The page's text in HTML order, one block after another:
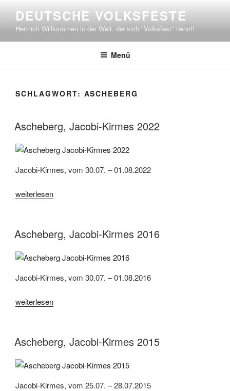
springen
DEUTSCHE VOLKSFESTE
Herzlich Willkommen in der Welt, die sich "Volksfest" nennt!
Menü
SCHLAGWORT: ASCHEBERG
Ascheberg, Jacobi-Kirmes 2022
Jacobi-Kirmes, vom 30.07. – 01.08.2022
„Ascheberg,
2022“
weiterlesen
Ascheberg, Jacobi-Kirmes 2016
Jacobi-Kirmes, vom 30.07. – 01.08.2016
„Ascheberg,
2016“
weiterlesen
Ascheberg, Jacobi-Kirmes 2015
Jacobi-Kirmes, vom 25.07. – 28.07.2015